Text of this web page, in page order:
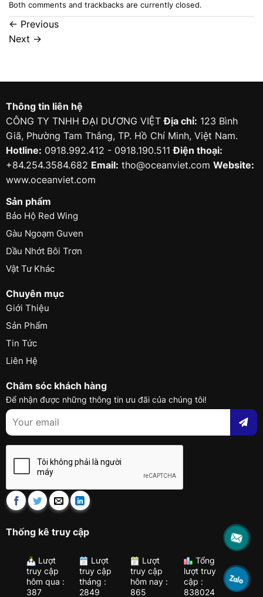
Both comments and trackbacks are currently closed.
← Previous
Next →
Thông tin liên hệ
CÔNG TY TNHH ĐẠI DƯƠNG VIỆTĐịa chỉ: 123 Bình
Giã, Phường Tam Thắng, TP. Hồ Chí Minh, Việt Nam.
Hotline: 0918.992.412 - 0918.190.511Điện thoại:
+84.254.3584.682 Email: tho@oceanviet.com Website:
www.oceanviet.com
Sản phẩm
Bảo Hộ Red Wing
Gàu Ngoạm Guven
Dầu Nhớt Bôi Trơn
Vật Tư Khác
Chuyên mục
Giới Thiệu
Sản Phẩm
Tin Tức
Liên Hệ
Chăm sóc khách hàng
Để nhận được những thông tin ưu đãi của chúng tôi!
Thống kê truy cập
Lượt
truy cập
hôm qua :
387
Lượt
truy cập
tháng :
2849
Lượt
truy cập
hôm nay :
865
Tổng
lượt truy
cập :
838024